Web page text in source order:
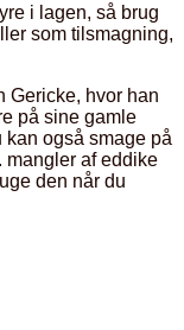
i lagen, så brug
som tilsmagning,
Gericke, hvor han
på sine gamle
kan også smage på
mangler af eddike
den når du